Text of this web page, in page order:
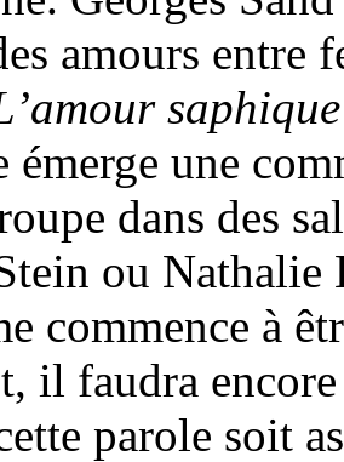
amours entre
émerge une
dans des
ou Nathalie
commence à
il faudra
parole soit